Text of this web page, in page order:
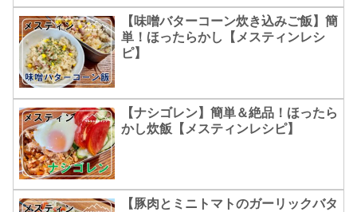
【味噌バターコーン炊き込みご飯】簡
単！ほったらかし【メスティンレシ
ピ】
【ナシゴレン】簡単＆絶品！ほったら
かし炊飯【メスティンレシピ】
【豚肉とミニトマトのガーリックバタ